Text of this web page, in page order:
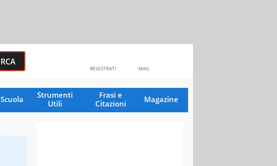
MAIL
REGISTRATI
Scuola
Strumenti
Utili
Frasi e
Citazioni
Magazine